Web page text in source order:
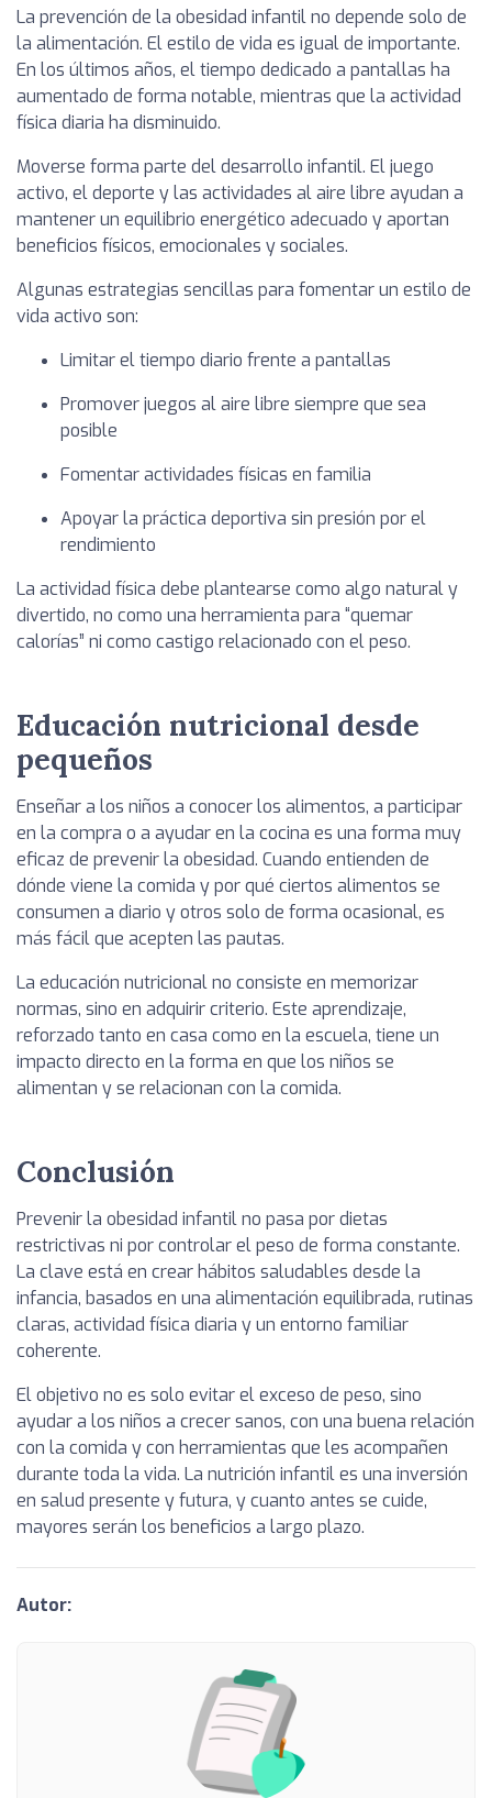
La prevención de la obesidad infantil no depende solo de
la alimentación. El estilo de vida es igual de importante.
En los últimos años, el tiempo dedicado a pantallas ha
aumentado de forma notable, mientras que la actividad
física diaria ha disminuido.
Moverse forma parte del desarrollo infantil. El juego
activo, el deporte y las actividades al aire libre ayudan a
mantener un equilibrio energético adecuado y aportan
beneficios físicos, emocionales y sociales.
Algunas estrategias sencillas para fomentar un estilo de
vida activo son:
Limitar el tiempo diario frente a pantallas
Promover juegos al aire libre siempre que sea
posible
Fomentar actividades físicas en familia
Apoyar la práctica deportiva sin presión por el
rendimiento
La actividad física debe plantearse como algo natural y
divertido, no como una herramienta para “quemar
calorías” ni como castigo relacionado con el peso.
Educación nutricional desde
pequeños
Enseñar a los niños a conocer los alimentos, a participar
en la compra o a ayudar en la cocina es una forma muy
eficaz de prevenir la obesidad. Cuando entienden de
dónde viene la comida y por qué ciertos alimentos se
consumen a diario y otros solo de forma ocasional, es
más fácil que acepten las pautas.
La educación nutricional no consiste en memorizar
normas, sino en adquirir criterio. Este aprendizaje,
reforzado tanto en casa como en la escuela, tiene un
impacto directo en la forma en que los niños se
alimentan y se relacionan con la comida.
Conclusión
Prevenir la obesidad infantil no pasa por dietas
restrictivas ni por controlar el peso de forma constante.
La clave está en crear hábitos saludables desde la
infancia, basados en una alimentación equilibrada, rutinas
claras, actividad física diaria y un entorno familiar
coherente.
El objetivo no es solo evitar el exceso de peso, sino
ayudar a los niños a crecer sanos, con una buena relación
con la comida y con herramientas que les acompañen
durante toda la vida. La nutrición infantil es una inversión
en salud presente y futura, y cuanto antes se cuide,
mayores serán los beneficios a largo plazo.
Autor: